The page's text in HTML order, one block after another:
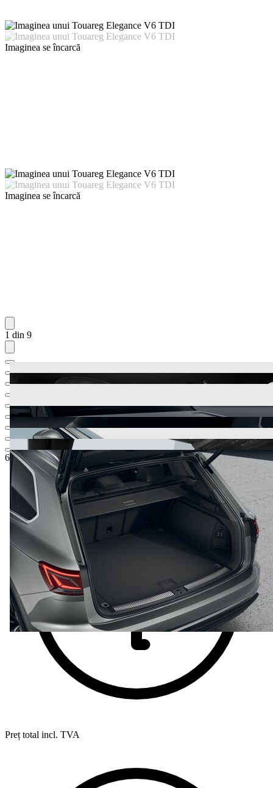
Imaginea se încarcă
Imaginea se încarcă
1 din 9
68.045,63 €1
Preț total incl. TVA